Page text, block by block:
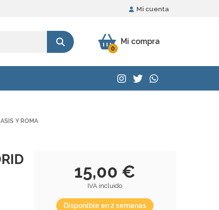
Mi cuenta
Mi compra
0
Y ROMA
15,00 €
IVA incluido
Disponible en 2 semanas